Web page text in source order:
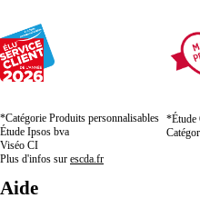
*Catégorie Produits personnalisables
Étude Ipsos bva
Viséo CI
Plus d'infos sur escda.fr
*Étude
Aide